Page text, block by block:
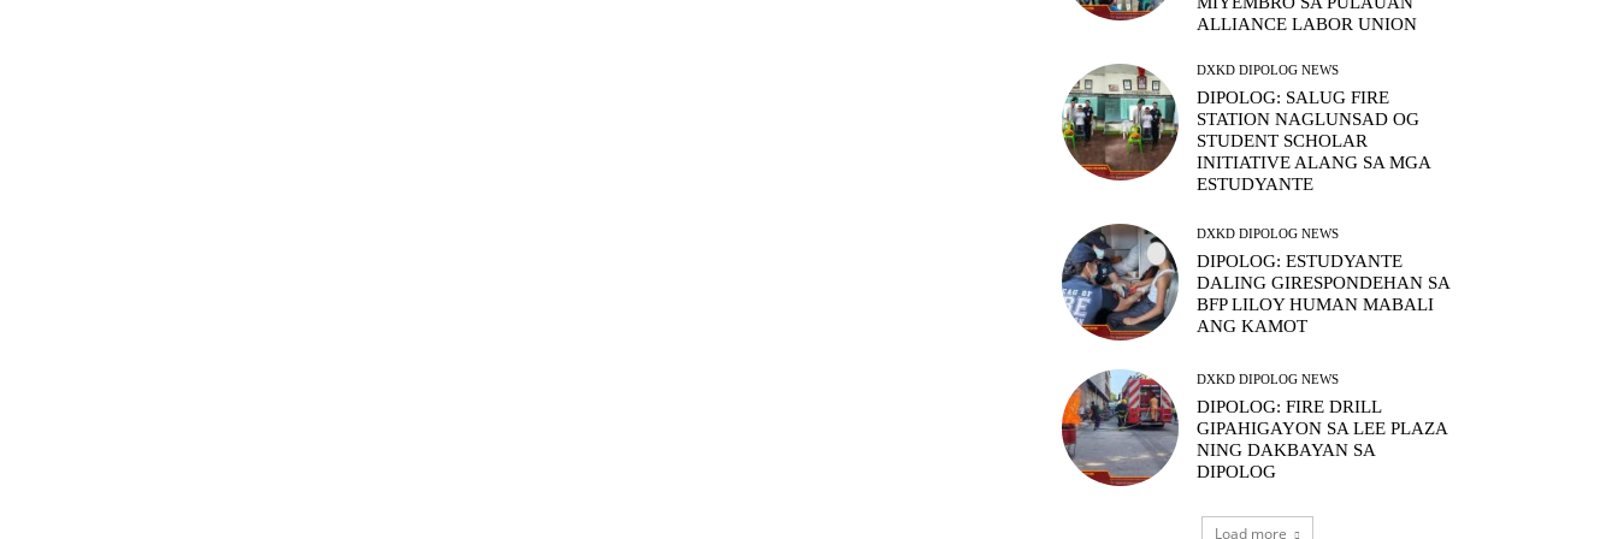
ALLIANCE LABOR UNION
DXKD DIPOLOG NEWS
DIPOLOG: SALUG FIRE
STATION NAGLUNSAD OG
STUDENT SCHOLAR
INITIATIVE ALANG SA MGA
ESTUDYANTE
DXKD DIPOLOG NEWS
DIPOLOG: ESTUDYANTE
DALING GIRESPONDEHAN SA
BFP LILOY HUMAN MABALI
ANG KAMOT
DXKD DIPOLOG NEWS
DIPOLOG: FIRE DRILL
GIPAHIGAYON SA LEE PLAZA
NING DAKBAYAN SA
DIPOLOG
Load more